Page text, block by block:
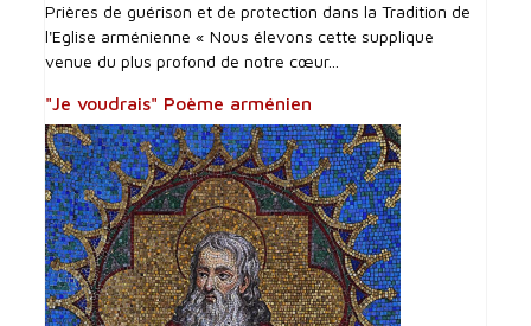
Prières de guérison et de protection dans la Tradition de
l'Eglise arménienne « Nous élevons cette supplique
venue du plus profond de notre cœur...
"Je voudrais" Poème arménien